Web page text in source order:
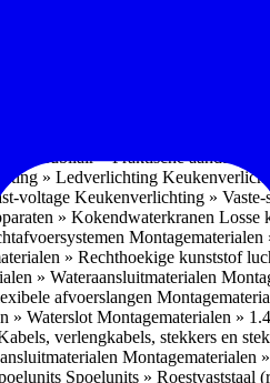
» Praktische
» Ledverlichting
voltage Keukenverlichting » Vaste-
» Kokendwaterkranen Losse
Montagematerialen
» Rechthoekige kunststof
» Wateraansluitmaterialen
afvoerslangen
» Waterslot Montagematerialen »
verlengkabels, stekkers en
Montagematerialen
Spoelunits » Roestvaststaal